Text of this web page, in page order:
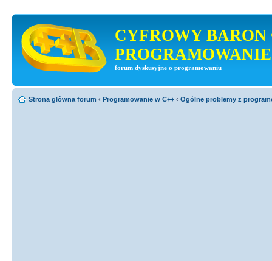
CYFROWY BARON
PROGRAMOWANIE
forum dyskusyjne o programowaniu
Strona główna forum ‹ Programowanie w C++ ‹ Ogólne problemy z